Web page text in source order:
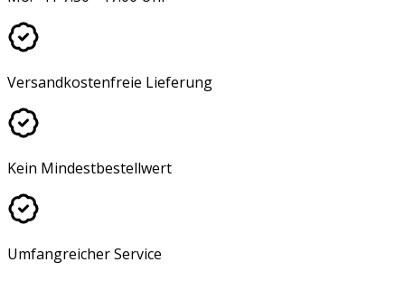
Versandkostenfreie Lieferung
Kein Mindestbestellwert
Umfangreicher Service